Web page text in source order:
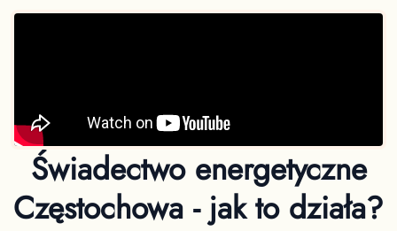
Świadectwo energetyczne
Częstochowa - jak to działa?